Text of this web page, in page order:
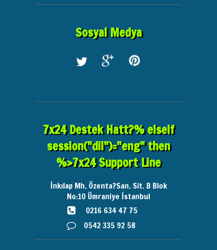
Sosyal Medya
7x24 Destek Hatt?% elseif
session("dil")="eng" then
%>7x24 Support Line
İnkılap Mh. Özenta?San. Sit. B Blok
No:10 Ümraniye İstanbul
0216 634 47 75
0542 335 92 58